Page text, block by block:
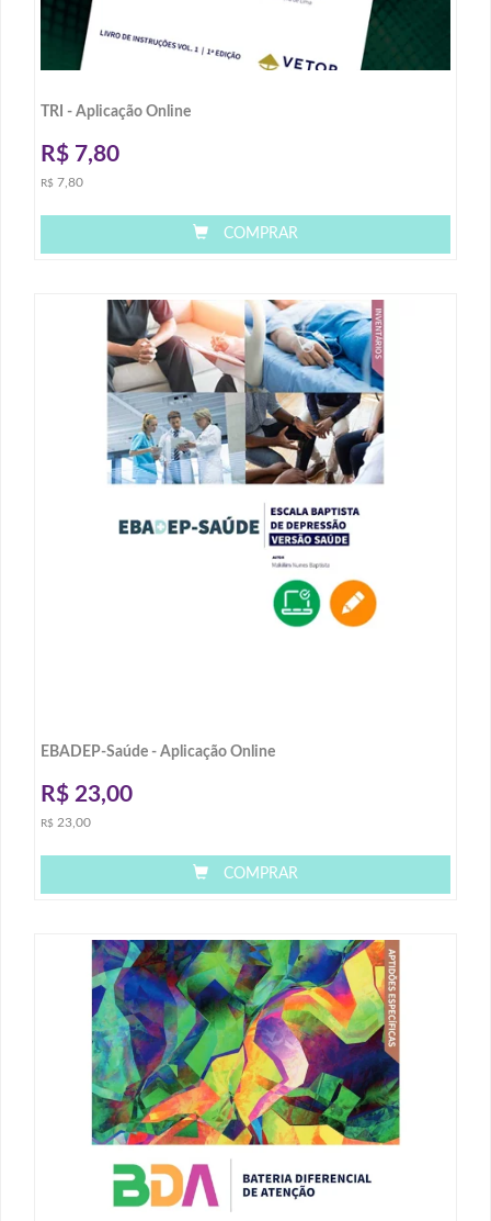
TRI - Aplicação Online
R$ 7,80
R$ 7,80
COMPRAR
EBADEP-Saúde - Aplicação Online
R$ 23,00
R$ 23,00
COMPRAR